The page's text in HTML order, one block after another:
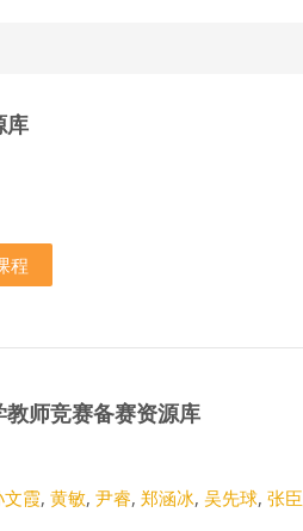
库
程
师竞赛备赛资源库
文霞,黄敏,尹睿,郑涵冰,吴先球,张臣